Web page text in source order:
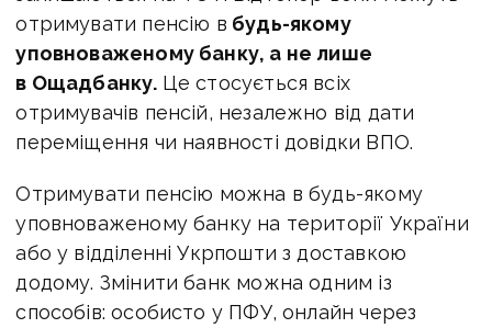
отримувати пенсію в будь-якому
уповноваженому банку, а не лише
в Ощадбанку. Це стосується всіх
отримувачів пенсій, незалежно від дати
переміщення чи наявності довідки ВПО.
Отримувати пенсію можна в будь-якому
уповноваженому банку на території України
або у відділенні Укрпошти з доставкою
додому. Змінити банк можна одним із
способів: особисто у ПФУ, онлайн через